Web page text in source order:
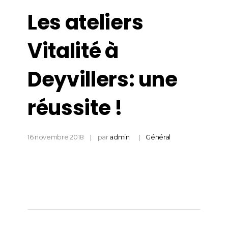
Les ateliers
Vitalité à
Deyvillers: une
réussite !
16 novembre 2018 par admin Général